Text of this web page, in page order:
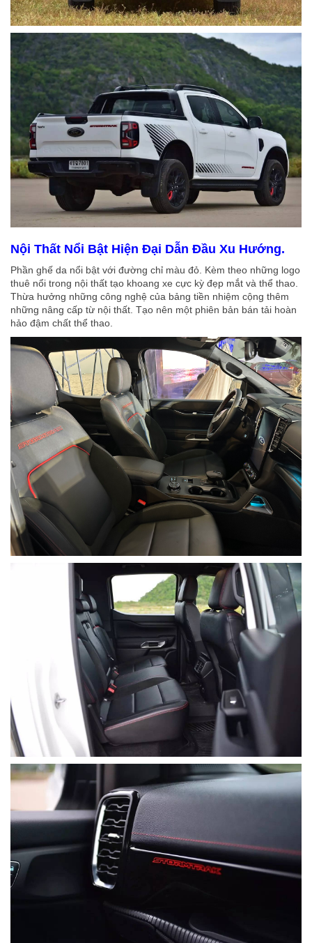
Nội Thất Nổi Bật Hiện Đại Dẫn Đầu Xu Hướng.
Phần ghế da nổi bật với đường chỉ màu đỏ. Kèm theo những logo
thuê nổi trong nội thất tạo khoang xe cực kỳ đẹp mắt và thể thao.
Thừa hưởng những công nghệ của bảng tiền nhiệm cộng thêm
những nâng cấp từ nội thất. Tạo nên một phiên bản bán tải hoàn
hảo đậm chất thể thao.